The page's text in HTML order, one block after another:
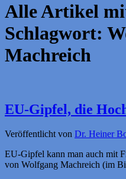
Alle Artikel
Schlagwort:
Machreich
EU-Gipfel, die
Veröffentlicht von Dr. Heiner
EU-Gipfel kann man auch mit
von Wolfgang Machreich (im